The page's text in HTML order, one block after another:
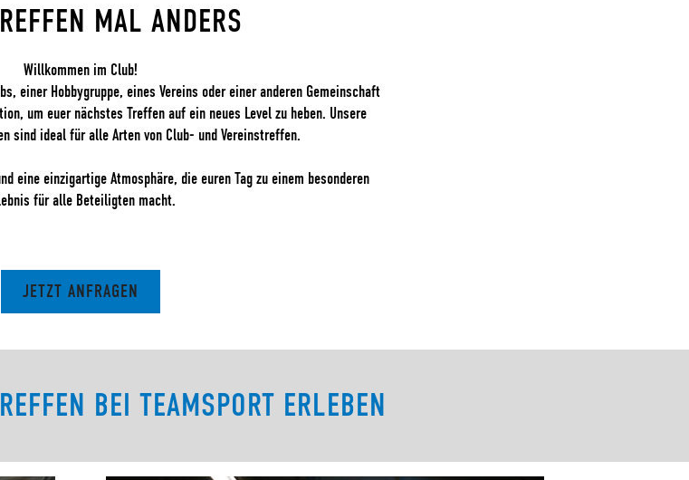
MAL ANDERS
Willkommen im Club!
einer Hobbygruppe, eines Vereins oder einer anderen Gemeinschaft
um euer nächstes Treffen auf ein neues Level zu heben. Unsere
sind ideal für alle Arten von Club- und Vereinstreffen.
eine einzigartige Atmosphäre, die euren Tag zu einem besonderen
für alle Beteiligten macht.
JETZT ANFRAGEN
BEI TEAMSPORT ERLEBEN